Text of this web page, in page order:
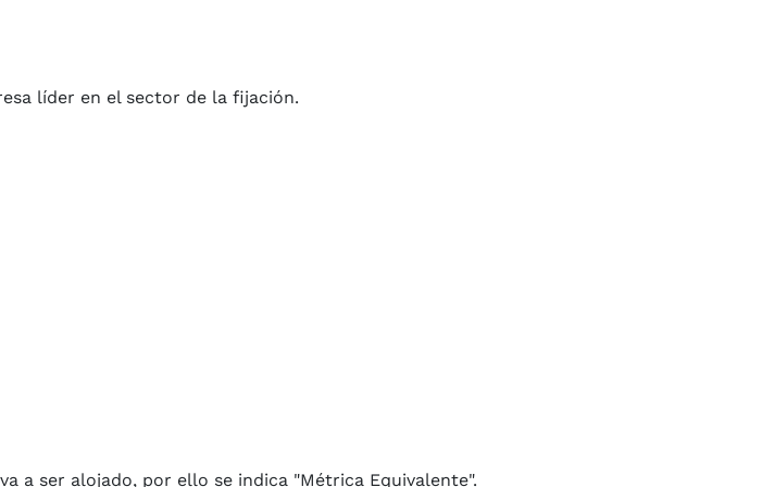
líder en el sector de la fijación.
a ser alojado, por ello se indica "Métrica Equivalente".